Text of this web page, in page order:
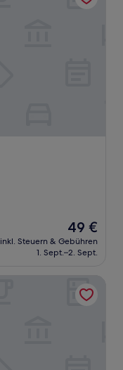
Der
Preis
beträgt
49 €
inkl. Steuern & Gebühren
1. Sept.–2. Sept.